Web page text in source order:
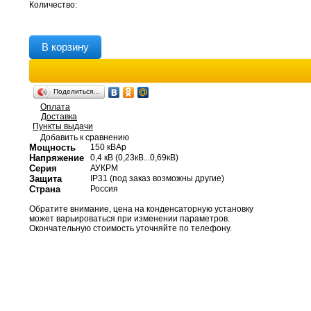
Количество:
В корзину
Поделиться…
Оплата
Доставка
Пункты выдачи
Добавить к сравнению
Мощность 150 кВАр
Напряжение 0,4 кВ (0,23кВ...0,69кВ)
Серия АУКРМ
Защита IP31 (под заказ возможны другие)
Страна Россия
Обратите внимание, цена на конденсаторную установку
может варьироваться при изменении параметров.
Окончательную стоимость уточняйте по телефону.